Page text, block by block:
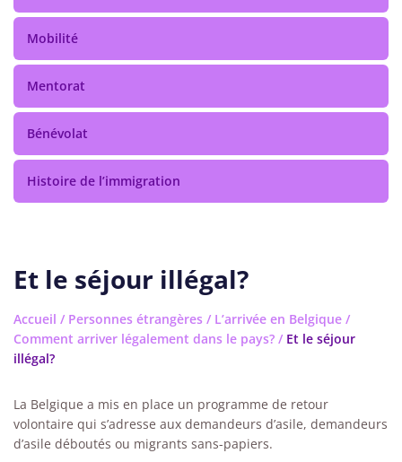
Mobilité
Mentorat
Bénévolat
Histoire de l’immigration
Et le séjour illégal?
Accueil / Personnes étrangères / L’arrivée en Belgique /
Comment arriver légalement dans le pays? / Et le séjour
illégal?
La Belgique a mis en place un programme de retour
volontaire qui s’adresse aux demandeurs d’asile, demandeurs
d’asile déboutés ou migrants sans-papiers.